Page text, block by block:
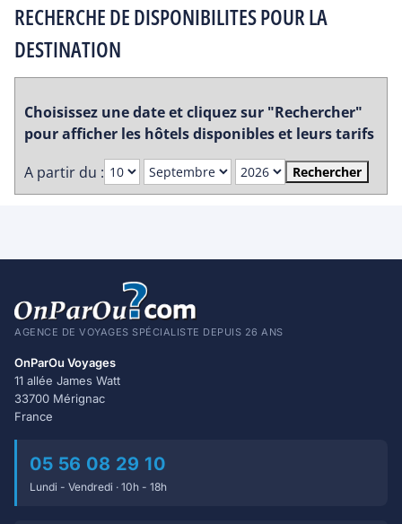
RECHERCHE DE DISPONIBILITES POUR LA
DESTINATION
Choisissez une date et cliquez sur "Rechercher"
pour afficher les hôtels disponibles et leurs tarifs
A partir du :
Rechercher
AGENCE DE VOYAGES SPÉCIALISTE DEPUIS 26 ANS
OnParOu Voyages
11 allée James Watt
33700 Mérignac
France
05 56 08 29 10
Lundi - Vendredi · 10h - 18h